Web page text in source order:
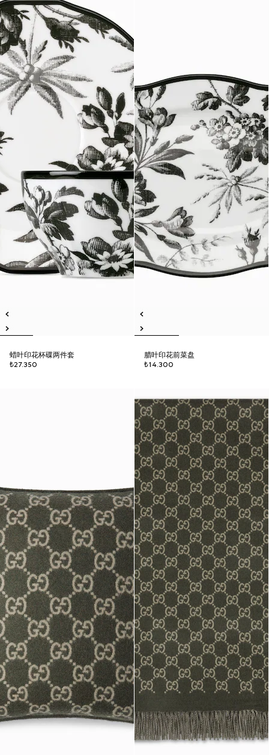
蜡叶印花杯碟两件套
₺27.350
腊叶印花前菜盘
₺14.300